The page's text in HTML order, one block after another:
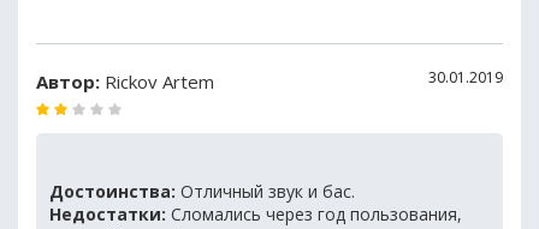
Автор: Rickov Artem 30.01.2019
Достоинства: Отличный звук и бас.
Недостатки: Сломались через год пользования,